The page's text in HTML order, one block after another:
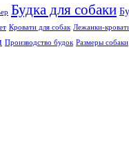
Будка для собаки
Кровати для собак Лежанки-
Производство будок Размеры собаки